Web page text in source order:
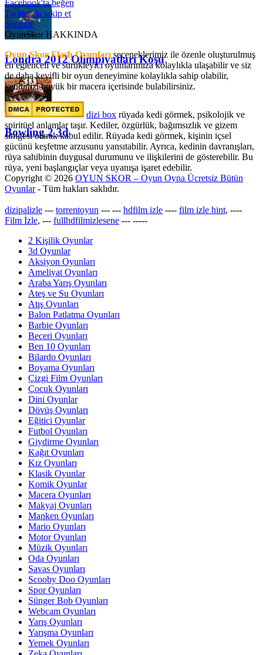
Londra 2012 Olimpiyatları Koşu
Bowling 2 3d
Facebook'ta beğen
Twitter'da takip et
Sitemap
OyunSkor HAKKINDA
Oyun Skor Flash Oyunları seçeneklerimiz ile özenle oluşturulmuş
en eğlenceli ve sürükleyici oyunlarımıza kolaylıkla ulaşabilir ve siz
de daha keyifli bir oyun deneyimine kolaylıkla sahip olabilir,
kendinizi büyük bir macera içerisinde bulabilirsiniz.
dizi box rüyada kedi görmek​, psikolojik ve
spiritüel anlamlar taşır. Kediler, özgürlük, bağımsızlık ve gizem
simgesi olarak kabul edilir. Rüyada kedi görmek, kişinin içsel
gücünü keşfetme arzusunu yansıtabilir. Ayrıca, kedinin davranışları,
rüya sahibinin duygusal durumunu ve ilişkilerini de gösterebilir. Bu
rüya, yeni başlangıçlar veya uyanışa işaret edebilir.
Copyright © 2026 OYUN SKOR – Oyun Oyna Ücretsiz Bütün
Oyunlar- Tüm hakları saklıdır.
dizipalizle --- torrentoyun --- --- hdfilm izle ---- film izle hint, ----
Film İzle, --- fullhdfilmizlesene --- -----
2 Kişilik Oyunlar
3d Oyunlar
Aksiyon Oyunları
Ameliyat Oyunları
Araba Yarış Oyunları
Ateş ve Su Oyunları
Atış Oyunları
Balon Patlatma Oyunları
Barbie Oyunları
Beceri Oyunları
Ben 10 Oyunları
Bilardo Oyunları
Boyama Oyunları
Çizgi Film Oyunları
Çocuk Oyunları
Dini Oyunlar
Dövüş Oyunları
Eğitici Oyunlar
Futbol Oyunları
Giydirme Oyunları
Kağıt Oyunları
Kız Oyunları
Klasik Oyunlar
Komik Oyunlar
Macera Oyunları
Makyaj Oyunları
Manken Oyunları
Mario Oyunları
Motor Oyunları
Müzik Oyunları
Oda Oyunları
Savas Oyunları
Scooby Doo Oyunları
Spor Oyunları
Sünger Bob Oyunları
Webcam Oyunları
Yarış Oyunları
Yarışma Oyunları
Yemek Oyunları